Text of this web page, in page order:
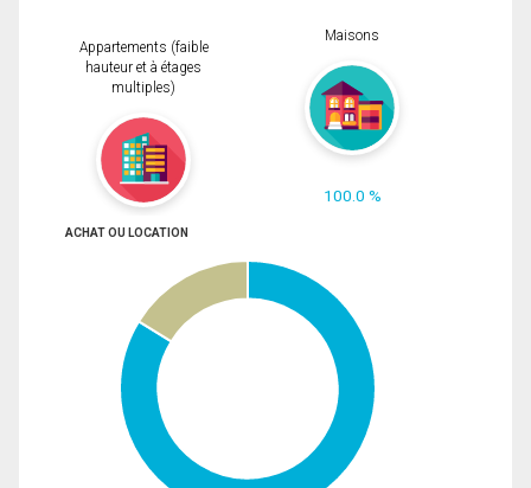
Appartements (faible
hauteur et à étages
multiples)
Maisons
100.0 %
ACHAT OU LOCATION